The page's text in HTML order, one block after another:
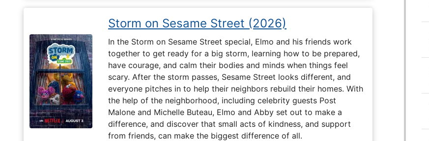
Storm on Sesame Street (2026)
In the Storm on Sesame Street special, Elmo and his friends work
together to get ready for a big storm, learning how to be prepared,
have courage, and calm their bodies and minds when things feel
scary. After the storm passes, Sesame Street looks different, and
everyone pitches in to help their neighbors rebuild their homes. With
the help of the neighborhood, including celebrity guests Post
Malone and Michelle Buteau, Elmo and Abby set out to make a
difference, and discover that small acts of kindness, and support
from friends, can make the biggest difference of all.